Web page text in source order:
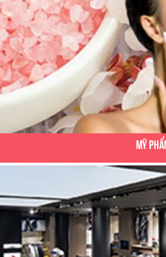
Công Ty TNHH MTV SX TM
Thiết kế website Công ty TNHH MTV
Mỹ